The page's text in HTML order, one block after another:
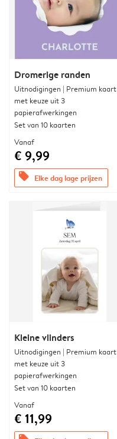
Dromerige randen
Uitnodigingen | Premium kaart
met keuze uit 3
papierafwerkingen
Set van 10 kaarten
Vanaf
€ 9,99
offers Elke dag lage prijzen
Kleine vlinders
Uitnodigingen | Premium kaart
met keuze uit 3
papierafwerkingen
Set van 10 kaarten
Vanaf
€ 11,99